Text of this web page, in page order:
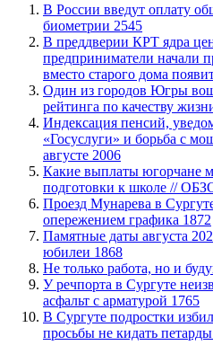
В России введут оплату
биометрии 2545
​В преддверии КРТ ядра
предприниматели начали
вместо старого дома
Один из городов Югры
рейтинга по качеству
​Индексация пенсий,
«Госуслуги» и борьба с
августе 2006
Какие выплаты югорчане
подготовки к школе //
​Проезд Мунарева в
опережением графика 1872
​Памятные даты августа
юбилеи 1868
​Не только работа, но и
​У речпорта в Сургуте
асфальт с арматурой 1765
В Сургуте подростки
просьбы не кидать петарды